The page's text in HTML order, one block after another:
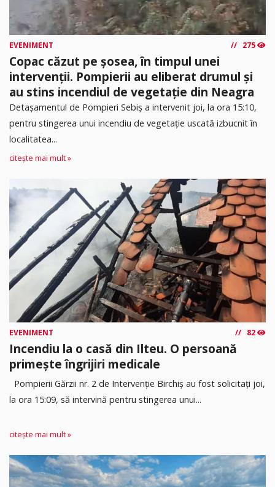
EVENIMENT 275
Copac căzut pe șosea, în timpul unei
intervenții. Pompierii au eliberat drumul și
au stins incendiul de vegetație din Neagra
Detașamentul de Pompieri Sebiș a intervenit joi, la ora 15:10,
pentru stingerea unui incendiu de vegetație uscată izbucnit în
localitatea...
citește mai mult »
EVENIMENT 82
Incendiu la o casă din Ilteu. O persoană
primește îngrijiri medicale
Pompierii Gărzii nr. 2 de Intervenție Birchiș au fost solicitați joi,
la ora 15:09, să intervină pentru stingerea unui...
citește mai mult »